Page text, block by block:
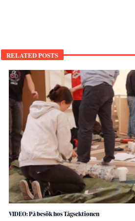
RELATED POSTS
VIDEO: På besök hos Tågsektionen